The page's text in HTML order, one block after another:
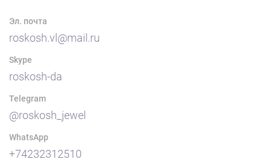
Эл. почта
roskosh.vl@mail.ru
Skype
roskosh-da
Telegram
@roskosh_jewel
WhatsApp
+74232312510